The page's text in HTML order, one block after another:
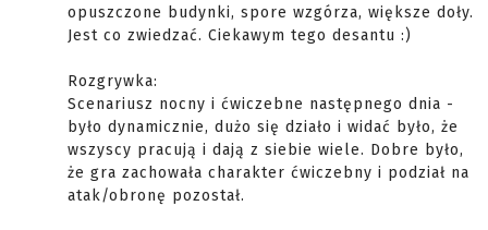
opuszczone budynki, spore wzgórza, większe doły.
Jest co zwiedzać. Ciekawym tego desantu :)
Rozgrywka:
Scenariusz nocny i ćwiczebne następnego dnia -
było dynamicznie, dużo się działo i widać było, że
wszyscy pracują i dają z siebie wiele. Dobre było,
że gra zachowała charakter ćwiczebny i podział na
atak/obronę pozostał.